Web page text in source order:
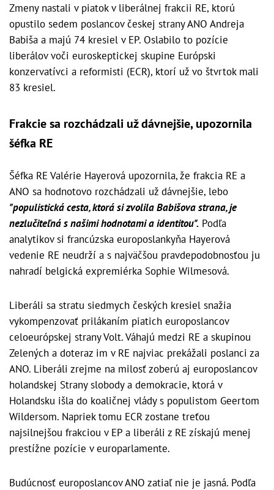
Zmeny nastali v piatok v liberálnej frakcii RE, ktorú
opustilo sedem poslancov českej strany ANO Andreja
Babiša a majú 74 kresiel v EP. Oslabilo to pozície
liberálov voči euroskeptickej skupine Európski
konzervatívci a reformisti (ECR), ktorí už vo štvrtok mali
83 kresiel.
Frakcie sa rozchádzali už dávnejšie, upozornila
šéfka RE
Šéfka RE Valérie Hayerová upozornila, že frakcia RE a
ANO sa hodnotovo rozchádzali už dávnejšie, lebo
"populistická cesta, ktorá si zvolila Babišova strana, je
nezlučiteľná s našimi hodnotami a identitou". Podľa
analytikov si francúzska europoslankyňa Hayerová
vedenie RE neudrží a s najväčšou pravdepodobnosťou ju
nahradí belgická expremiérka Sophie Wilmesová.
Liberáli sa stratu siedmych českých kresiel snažia
vykompenzovať prilákaním piatich europoslancov
celoeurópskej strany Volt. Váhajú medzi RE a skupinou
Zelených a doteraz im v RE najviac prekážali poslanci za
ANO. Liberáli zrejme na milosť zoberú aj europoslancov
holandskej Strany slobody a demokracie, ktorá v
Holandsku išla do koaličnej vlády s populistom Geertom
Wildersom. Napriek tomu ECR zostane treťou
najsilnejšou frakciou v EP a liberáli z RE získajú menej
prestížne pozície v europarlamente.
Budúcnosť europoslancov ANO zatiaľ nie je jasná. Podľa